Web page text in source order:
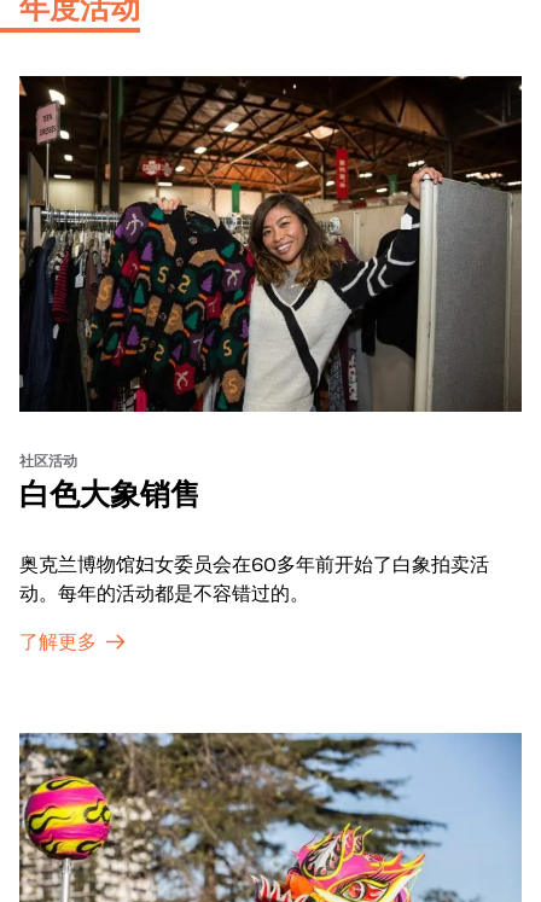
年度活动
社区活动
白色大象销售
奥克兰博物馆妇女委员会在60多年前开始了白象拍卖活
动。每年的活动都是不容错过的。
了解更多